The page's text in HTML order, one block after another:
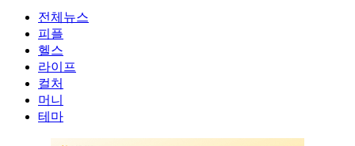
전체뉴스
피플
헬스
라이프
컬처
머니
테마